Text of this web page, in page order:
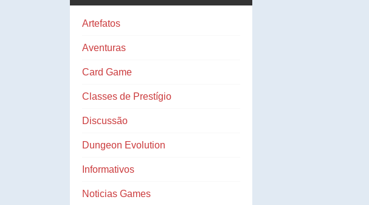
Artefatos
Aventuras
Card Game
Classes de Prestígio
Discussão
Dungeon Evolution
Informativos
Noticias Games